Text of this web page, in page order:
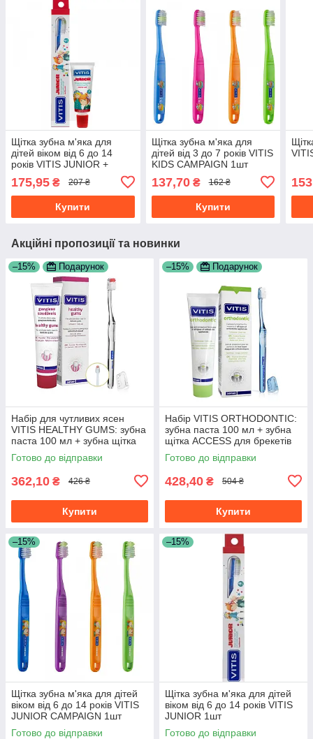
Щітка зубна м'яка для
дітей віком від 6 до 14
років VITIS JUNIOR +
VITIS JUNIOR паста-гель
для дітей 15 мл
175,95 ₴ 207 ₴
Купити
Щітка зубна м'яка для
дітей від 3 до 7 років VITIS
KIDS CAMPAIGN 1шт
137,70₴ 162 ₴
Купити
Акційні пропозиції та новинки
–15% Подарунок
Набір для чутливих ясен
VITIS HEALTHY GUMS: зубна
паста 100 мл + зубна щітка
Готово до відправки
362,10 ₴ 426 ₴
Купити
–15% Подарунок
Набір VITIS ORTHODONTIC:
зубна паста 100 мл + зубна
щітка ACCESS для брекетів
Готово до відправки
428,40 ₴ 504 ₴
Купити
–15%
Щітка зубна м'яка для дітей
віком від 6 до 14 років VITIS
JUNIOR CAMPAIGN 1шт
(блістер)
Готово до відправки
–15%
Щітка зубна м'яка для дітей
віком від 6 до 14 років VITIS
JUNIOR 1шт
Готово до відправки